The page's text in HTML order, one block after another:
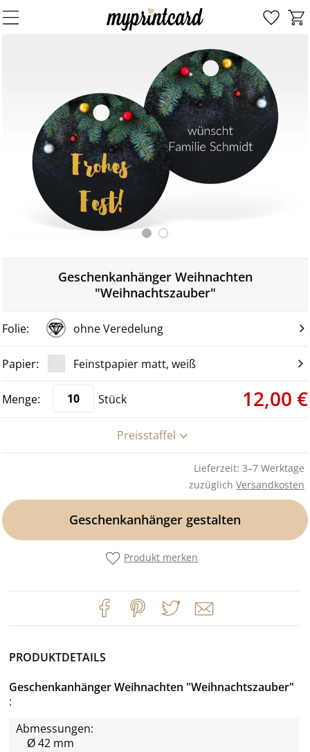
Geschenkanhänger Weihnachten
"Weihnachtszauber"
ohne Veredelung
Feinstpapier matt, weiß
Stück 12,00 €
Preisstaffel
Lieferzeit: 3–7 Werktage
zuzüglich Versandkosten
Geschenkanhänger gestalten
Produkt merken
PRODUKTDETAILS
Geschenkanhänger Weihnachten "Weihnachtszauber"
Abmessungen:
Ø 42 mm